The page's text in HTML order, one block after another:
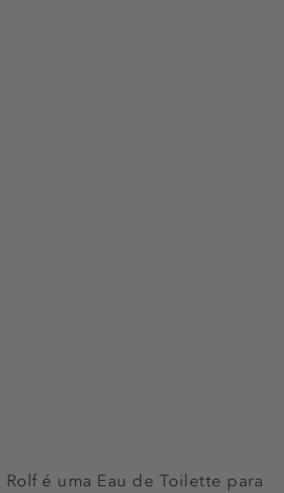
é uma Eau de Toilette para